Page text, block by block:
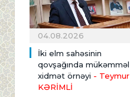
04.08.2026
İki elm sahəsinin
qovşağında mükəmməl
xidmət örnəyi - Teymur
KƏRİMLİ